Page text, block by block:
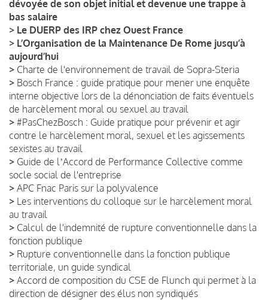
dévoyée de son objet initial et devenue une trappe à
bas salaire
> Le DUERP des IRP chez Ouest France
> L’Organisation de la Maintenance De Rome jusqu’à
aujourd’hui
> Charte de l'environnement de travail de Sopra-Steria
> Bosch France : guide pratique pour mener une enquête
interne objective lors de la dénonciation de faits éventuels
de harcèlement moral ou sexuel au travail
> #PasChezBosch : Guide pratique pour prévenir et agir
contre le harcèlement moral, sexuel et les agissements
sexistes au travail
> Guide de lʼAccord de Performance Collective comme
socle social de l'entreprise
> APC Fnac Paris sur la polyvalence
> Les interventions du colloque sur le harcèlement moral
au travail
> Calcul de l'indemnité de rupture conventionnelle dans la
fonction publique
> Rupture conventionnelle dans la fonction publique
territoriale, un guide syndical
> Accord de composition du CSE de Flunch qui permet à la
direction de désigner des élus non syndiqués